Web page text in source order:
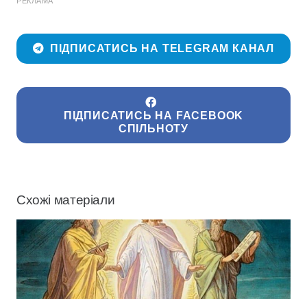
ПІДПИСАТИСЬ НА TELEGRAM КАНАЛ
ПІДПИСАТИСЬ НА FACEBOOK
СПІЛЬНОТУ
Схожі матеріали